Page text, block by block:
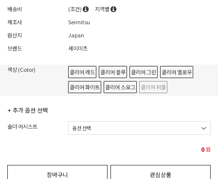
배송비
(조건)
지역별
제조사
Seimitsu
원산지
Japan
브랜드
세이미츠
색상 (Color) 클리어 레드 클리어 블루 클리어 그린
클리어 옐로우
클리어 화이트
클리어 스모그 클리어 퍼플
+ 추가 옵션 선택
솔더 어시스트
0원
장바구니 관심상품